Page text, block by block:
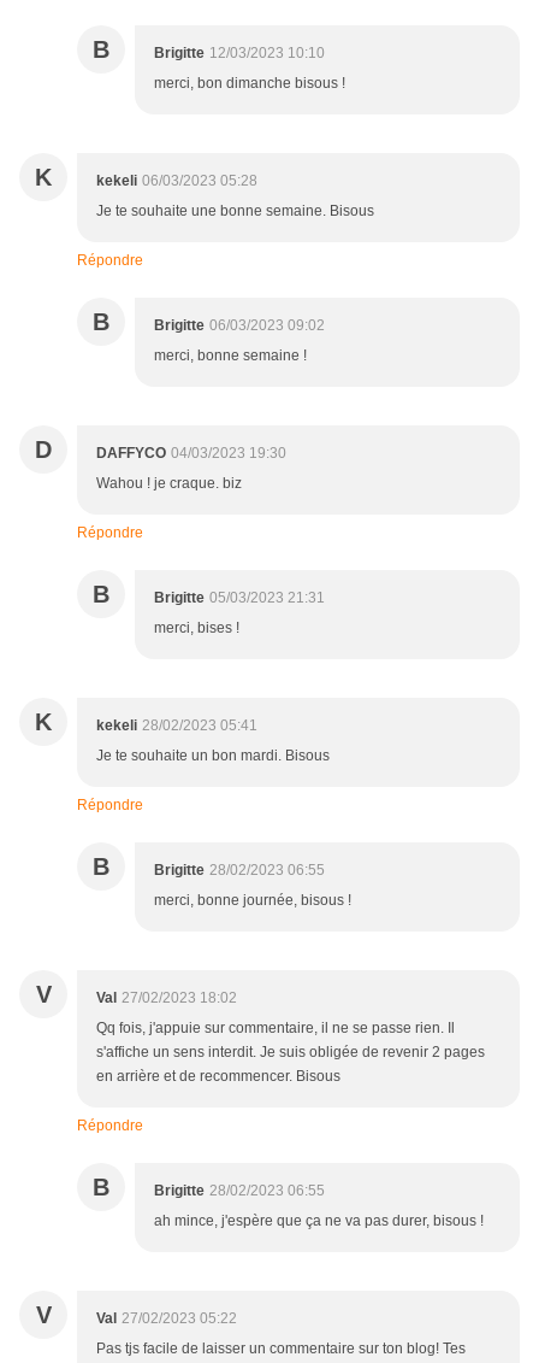
B Brigitte 12/03/2023 10:10
merci, bon dimanche bisous !
K kekeli 06/03/2023 05:28
Je te souhaite une bonne semaine. Bisous
Répondre
B Brigitte 06/03/2023 09:02
merci, bonne semaine !
D DAFFYCO 04/03/2023 19:30
Wahou ! je craque. biz
Répondre
B Brigitte 05/03/2023 21:31
merci, bises !
K kekeli 28/02/2023 05:41
Je te souhaite un bon mardi. Bisous
Répondre
B Brigitte 28/02/2023 06:55
merci, bonne journée, bisous !
V Val 27/02/2023 18:02
Qq fois, j'appuie sur commentaire, il ne se passe rien. Il
s'affiche un sens interdit. Je suis obligée de revenir 2 pages
en arrière et de recommencer. Bisous
Répondre
B Brigitte 28/02/2023 06:55
ah mince, j'espère que ça ne va pas durer, bisous !
V Val 27/02/2023 05:22
Pas tjs facile de laisser un commentaire sur ton blog! Tes